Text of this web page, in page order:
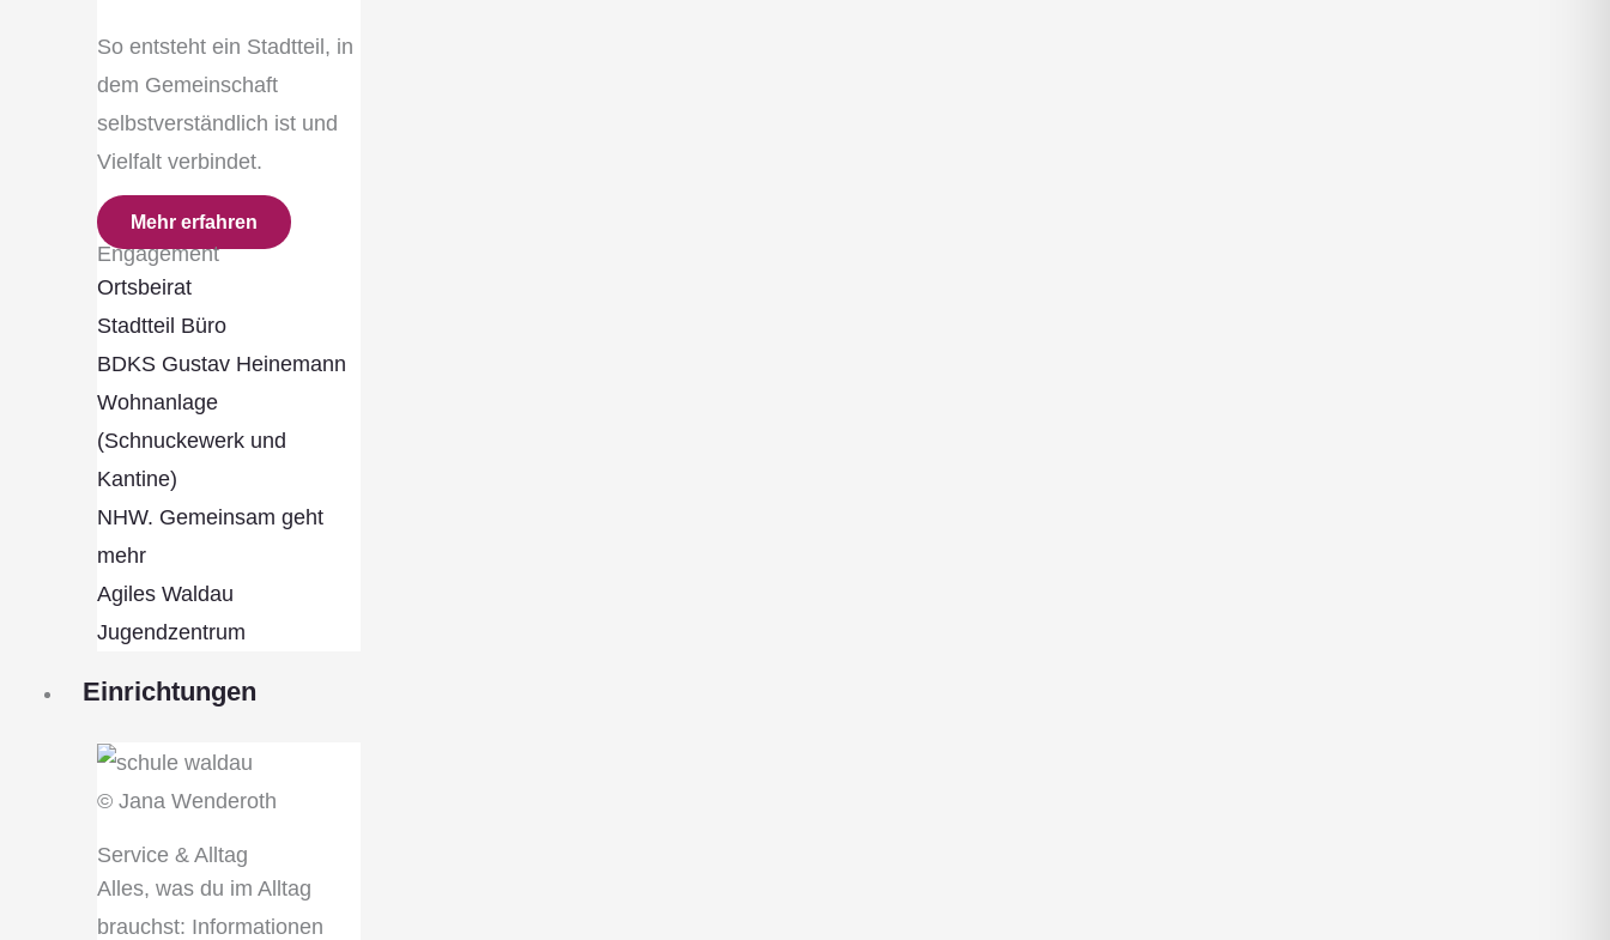
So entsteht ein Stadtteil, in
dem Gemeinschaft
selbstverständlich ist und
Vielfalt verbindet.
Mehr erfahren
Engagement
Ortsbeirat
Stadtteil Büro
BDKS Gustav Heinemann
Wohnanlage
(Schnuckewerk und
Kantine)
NHW. Gemeinsam geht
mehr
Agiles Waldau
Jugendzentrum
Einrichtungen
© Jana Wenderoth
Service & Alltag
Alles, was du im Alltag
brauchst: Informationen